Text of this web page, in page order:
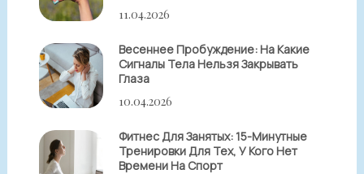
11.04.2026
Весеннее Пробуждение: На Какие
Сигналы Тела Нельзя Закрывать
Глаза
10.04.2026
Фитнес Для Занятых: 15-Минутные
Тренировки Для Тех, У Кого Нет
Времени На Спорт